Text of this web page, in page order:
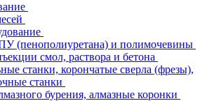
(пенополиуретана) и полимочевины
смол, раствора и бетона
станки, корончатые сверла (фрезы),
станки
бурения, алмазные коронки